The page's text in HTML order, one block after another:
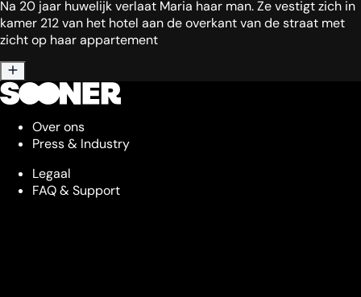
Na 20 jaar huwelijk verlaat Maria haar man. Ze vestigt zich in
kamer 212 van het hotel aan de overkant van de straat met
zicht op haar appartement
Over ons
Press & Industry
Legaal
FAQ & Support